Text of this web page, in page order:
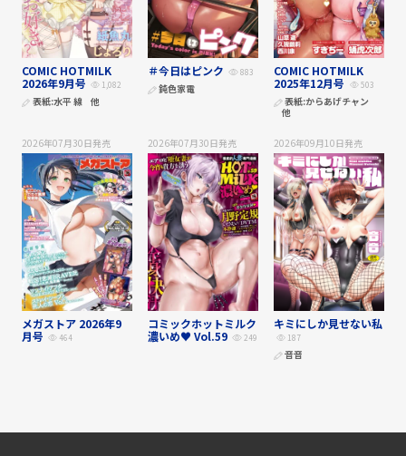
COMIC HOTMILK
2026年9月号
1,082
表紙:水平 線 他
＃今日はピンク 883
鈍色家電
COMIC HOTMILK
2025年12月号
503
表紙:からあげチャン
他
2026年07月30日発売
メガストア 2026年9
月号
464
2026年07月30日発売
コミックホットミルク
濃いめ♥ Vol.59
249
2026年09月10日発売
キミにしか見せない私
187
音音